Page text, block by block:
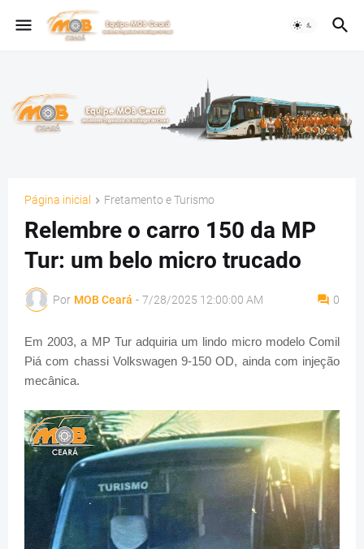
Página inicial Fretamento e Turismo
Relembre o carro 150 da MP
Tur: um belo micro trucado
Por MOB Ceará - 7/28/2025 12:00:00 AM 0
Em 2003, a MP Tur adquiria um lindo micro modelo Comil
Piá com chassi Volkswagen 9-150 OD, ainda com injeção
mecânica.